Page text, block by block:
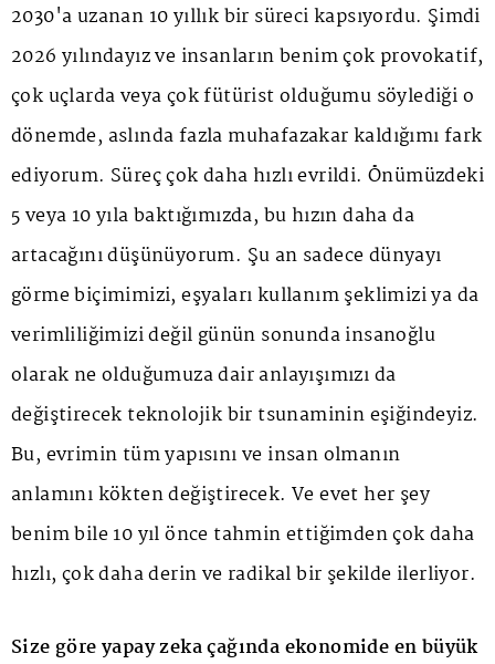
2030'a uzanan 10 yıllık bir süreci kapsıyordu. Şimdi
2026 yılındayız ve insanların benim çok provokatif,
çok uçlarda veya çok fütürist olduğumu söylediği o
dönemde, aslında fazla muhafazakar kaldığımı fark
ediyorum. Süreç çok daha hızlı evrildi. Önümüzdeki
5 veya 10 yıla baktığımızda, bu hızın daha da
artacağını düşünüyorum. Şu an sadece dünyayı
görme biçimimizi, eşyaları kullanım şeklimizi ya da
verimliliğimizi değil günün sonunda insanoğlu
olarak ne olduğumuza dair anlayışımızı da
değiştirecek teknolojik bir tsunaminin eşiğindeyiz.
Bu, evrimin tüm yapısını ve insan olmanın
anlamını kökten değiştirecek. Ve evet her şey
benim bile 10 yıl önce tahmin ettiğimden çok daha
hızlı, çok daha derin ve radikal bir şekilde ilerliyor.
Size göre yapay zeka çağında ekonomide en büyük